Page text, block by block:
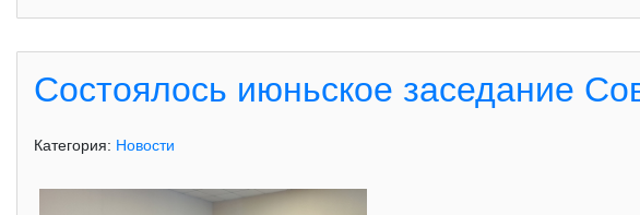
Состоялось июньское заседание
Категория: Новости